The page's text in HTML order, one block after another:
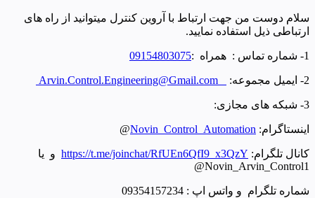
سلام دوست من جهت ارتباط با آروین کنترل میتوانید از راه های
ارتباطی ذیل استفاده نمایید.
1- شماره تماس : همراه : 09154803075
2- ایمیل مجموعه:
3- شبکه های مجازی:
اینستاگرام: Novin _Control_Automation
@
کانال تلگرام: https://t.me/joinchat/RfUEn6QfI9_x3QzY و یا
Novin_Arvin_Control1@
شماره تلگرام و واتس اپ : 09354157234